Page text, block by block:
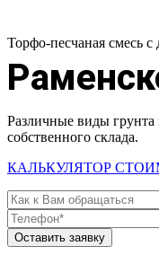
Торфо-песчаная смесь с
Различные виды грунта
собственного склада.
КАЛЬКУЛЯТОР